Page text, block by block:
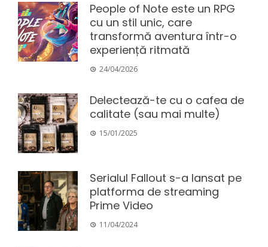
People of Note este un RPG
cu un stil unic, care
transformă aventura într-o
experiență ritmată
24/04/2026
Delectează-te cu o cafea de
calitate (sau mai multe)
15/01/2025
Serialul Fallout s-a lansat pe
platforma de streaming
Prime Video
11/04/2024